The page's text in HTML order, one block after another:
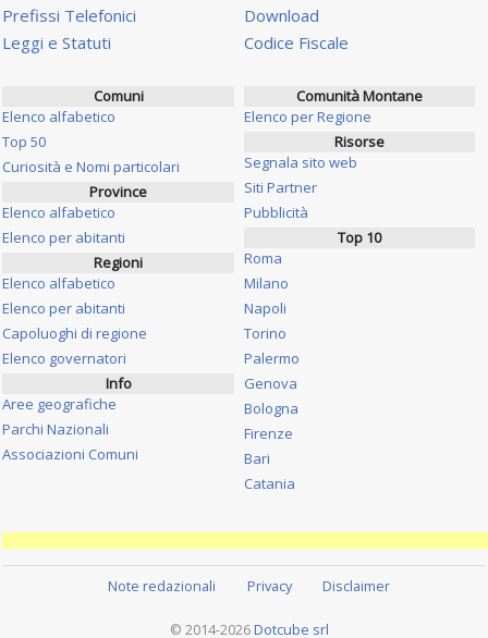
Prefissi Telefonici
Leggi e Statuti
Download
Codice Fiscale
Comuni
Elenco alfabetico
Top 50
Curiosità e Nomi particolari
Province
Elenco alfabetico
Elenco per abitanti
Regioni
Elenco alfabetico
Elenco per abitanti
Capoluoghi di regione
Elenco governatori
Info
Aree geografiche
Parchi Nazionali
Associazioni Comuni
Comunità Montane
Elenco per Regione
Risorse
Segnala sito web
Siti Partner
Pubblicità
Top 10
Roma
Milano
Napoli
Torino
Palermo
Genova
Bologna
Firenze
Bari
Catania
Note redazionali Privacy Disclaimer
© 2014-2026 Dotcube srl